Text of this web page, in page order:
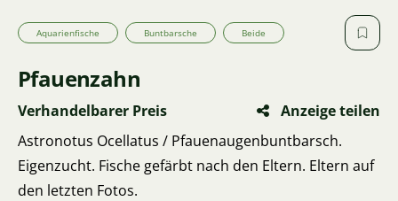
Aquarienfische Buntbarsche Beide
Pfauenzahn
Verhandelbarer Preis
Anzeige teilen
Astronotus Ocellatus / Pfauenaugenbuntbarsch.
Eigenzucht. Fische gefärbt nach den Eltern. Eltern auf
den letzten Fotos.